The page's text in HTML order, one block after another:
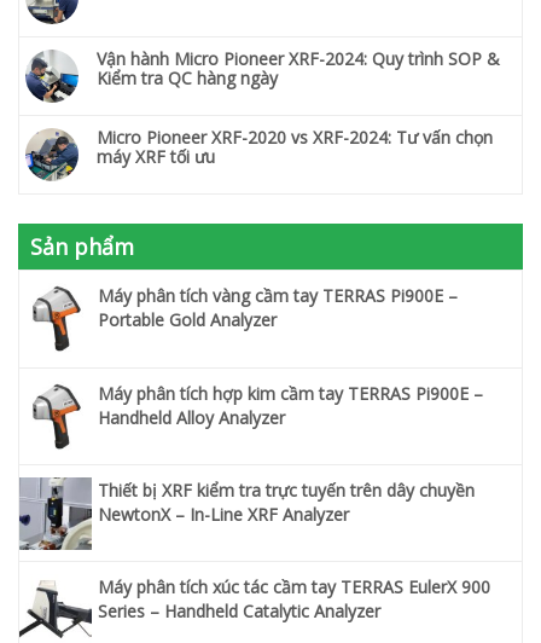
Vận hành Micro Pioneer XRF-2024: Quy trình SOP &
Kiểm tra QC hàng ngày
Micro Pioneer XRF-2020 vs XRF-2024: Tư vấn chọn
máy XRF tối ưu
Sản phẩm
Máy phân tích vàng cầm tay TERRAS Pi900E –
Portable Gold Analyzer
Máy phân tích hợp kim cầm tay TERRAS Pi900E –
Handheld Alloy Analyzer
Thiết bị XRF kiểm tra trực tuyến trên dây chuyền
NewtonX – In-Line XRF Analyzer
Máy phân tích xúc tác cầm tay TERRAS EulerX 900
Series – Handheld Catalytic Analyzer